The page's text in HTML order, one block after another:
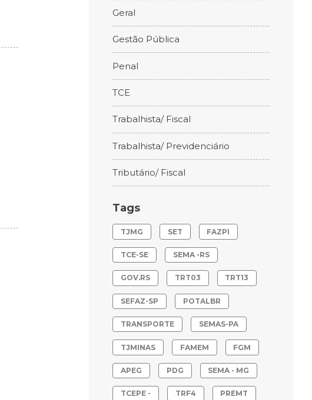
Geral
Gestão Pública
Penal
TCE
Trabalhista/ Fiscal
Trabalhista/ Previdenciário
Tributário/ Fiscal
Tags
TJMG SET FAZPI
TCE-SE SEMA -RS
GOV.RS TRT03 TRT13
SEFAZ-SP POTALBR
TRANSPORTE SEMAS-PA
TJMINAS FAMEM FGM
APEG PDG SEMA - MG
TCEPE - TRF4 PREMT